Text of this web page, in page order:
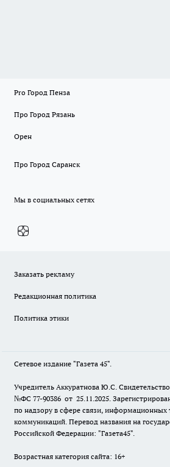
Pro Город Пенза
Про Город Рязань
Орен
Про Город Саранск
Мы в социальных сетях
Заказать рекламу
Редакционная политика
Политика этики
Сетевое издание "Газета 45".
Учредитель Аккуратнова Ю.С.
№ФС 77-90386 от 25.11.2025.
по надзору в сфере связи, информационных
коммуникаций. Перевод названия на
Российской Федерации: "Газета45".
Возрастная категория сайта: 16+